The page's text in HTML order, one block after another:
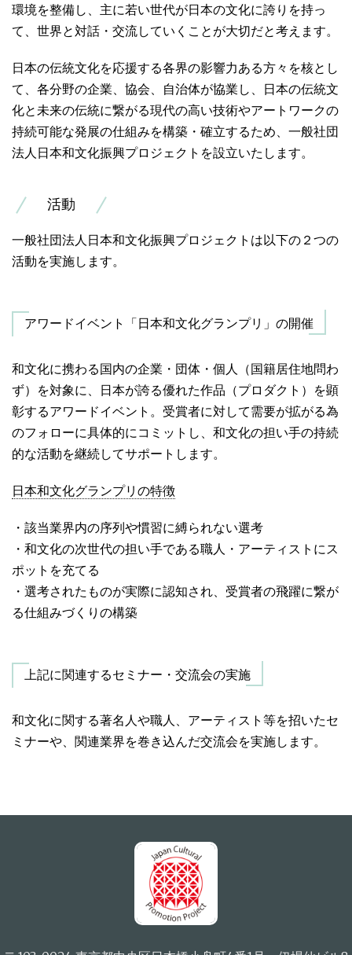
環境を整備し、主に若い世代が日本の文化に誇りを持っ
て、世界と対話・交流していくことが大切だと考えます。
日本の伝統文化を応援する各界の影響力ある方々を核とし
て、各分野の企業、協会、自治体が協業し、日本の伝統文
化と未来の伝統に繋がる現代の高い技術やアートワークの
持続可能な発展の仕組みを構築・確立するため、一般社団
法人日本和文化振興プロジェクトを設立いたします。
活動
一般社団法人日本和文化振興プロジェクトは以下の２つの
活動を実施します。
アワードイベント「日本和文化グランプリ」の開催
和文化に携わる国内の企業・団体・個人（国籍居住地問わ
ず）を対象に、日本が誇る優れた作品（プロダクト）を顕
彰するアワードイベント。受賞者に対して需要が拡がる為
のフォローに具体的にコミットし、和文化の担い手の持続
的な活動を継続してサポートします。
日本和文化グランプリの特徴
・該当業界内の序列や慣習に縛られない選考
・和文化の次世代の担い手である職人・アーティストにス
ポットを充てる
・選考されたものが実際に認知され、受賞者の飛躍に繋が
る仕組みづくりの構築
上記に関連するセミナー・交流会の実施
和文化に関する著名人や職人、アーティスト等を招いたセ
ミナーや、関連業界を巻き込んだ交流会を実施します。